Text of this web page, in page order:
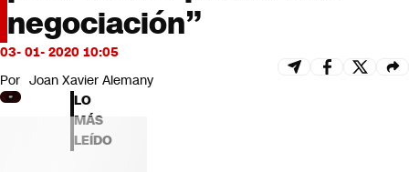
CNN tiempo
Futuro 360
negociación”
03- 01- 2020 10:05
Por Joan Xavier Alemany
LO
MÁS
LEÍDO